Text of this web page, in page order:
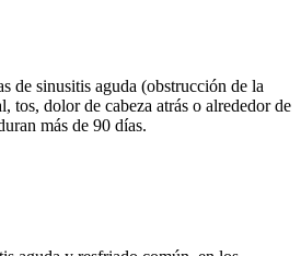
de sinusitis aguda (obstrucción de la
tos, dolor de cabeza atrás o alrededor de
más de 90 días.